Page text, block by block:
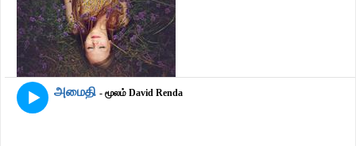
அமைதி - மூலம் David Renda